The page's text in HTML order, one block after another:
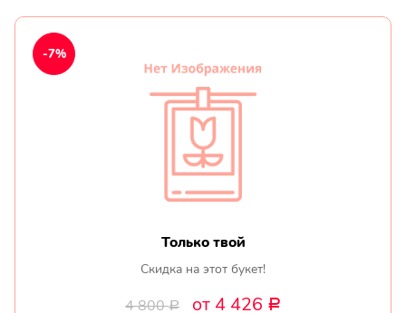
Только твой
Скидка на этот букет!
4 800Р от 4 426 Р
-7%